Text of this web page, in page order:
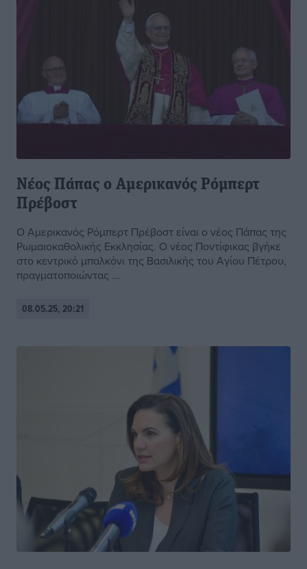
Νέος Πάπας ο Αμερικανός Ρόμπερτ
Πρέβοστ
Ο Αμερικανός Ρόμπερτ Πρέβοστ είναι ο νέος Πάπας της
Ρωμαιοκαθολικής Εκκλησίας. Ο νέος Ποντίφικας βγήκε
στο κεντρικό μπαλκόνι της Βασιλικής του Αγίου Πέτρου,
πραγματοποιώντας ...
08.05.25, 20:21